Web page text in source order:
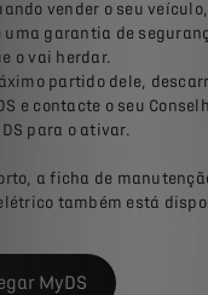
vender o seu
uma garantia de
o vai herdar.
partido dele,
e contacte o seu
para o ativar.
a ficha de
também está
MyDS